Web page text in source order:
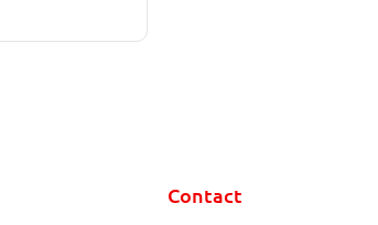
Contact